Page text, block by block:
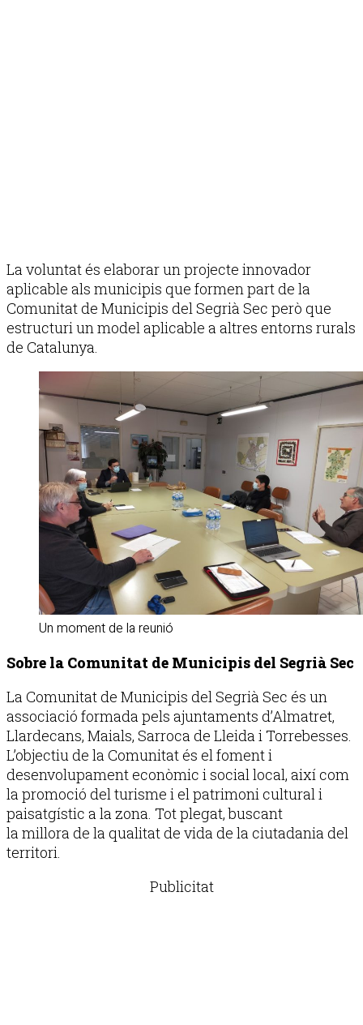
La voluntat és elaborar un projecte innovador
aplicable als municipis que formen part de la
Comunitat de Municipis del Segrià Sec però que
estructuri un model aplicable a altres entorns rurals
de Catalunya.
Un moment de la reunió
Sobre la Comunitat de Municipis del Segrià Sec
La Comunitat de Municipis del Segrià Sec és un
associació formada pels ajuntaments d’Almatret,
Llardecans, Maials, Sarroca de Lleida i Torrebesses.
L’objectiu de la Comunitat és el foment i
desenvolupament econòmic i social local, així com
la promoció del turisme i el patrimoni cultural i
paisatgístic a la zona. Tot plegat, buscant
la millora de la qualitat de vida de la ciutadania del
territori.
Publicitat